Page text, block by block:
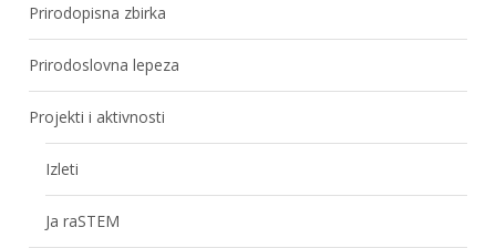
Prirodopisna zbirka
Prirodoslovna lepeza
Projekti i aktivnosti
Izleti
Ja raSTEM